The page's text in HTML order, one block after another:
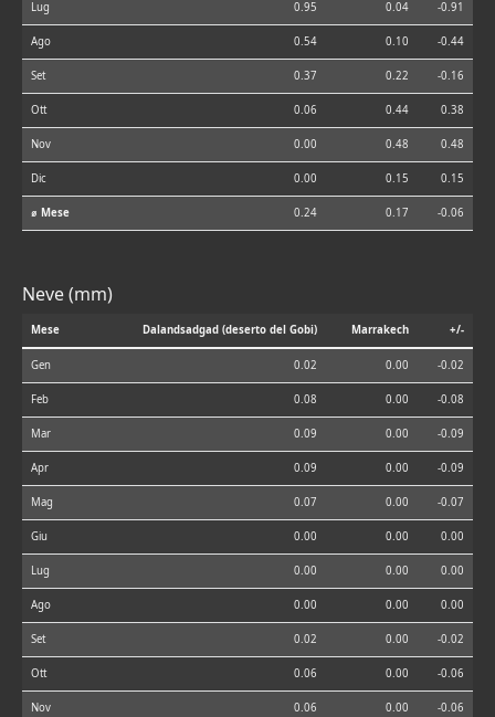
Lug 0.95 0.04 -0.91
Ago 0.54 0.10 -0.44
Set 0.37 0.22 -0.16
Ott 0.06 0.44 0.38
Nov 0.00 0.48 0.48
Dic 0.00 0.15 0.15
⌀ Mese 0.24 0.17 -0.06
Neve (mm)
Mese Dalandsadgad (deserto del Gobi) Marrakech +/-
Gen 0.02 0.00 -0.02
Feb 0.08 0.00 -0.08
Mar 0.09 0.00 -0.09
Apr 0.09 0.00 -0.09
Mag 0.07 0.00 -0.07
Giu 0.00 0.00 0.00
Lug 0.00 0.00 0.00
Ago 0.00 0.00 0.00
Set 0.02 0.00 -0.02
Ott 0.06 0.00 -0.06
Nov 0.06 0.00 -0.06